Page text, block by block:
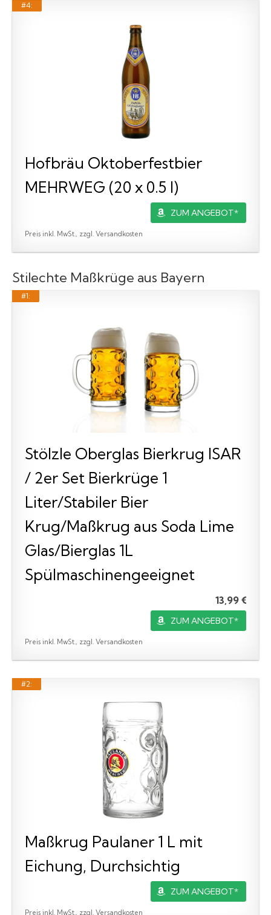
#4:
Hofbräu Oktoberfestbier
MEHRWEG (20 x 0.5 l)
ZUM ANGEBOT*
Preis inkl. MwSt., zzgl. Versandkosten
Stilechte Maßkrüge aus Bayern
#1:
Stölzle Oberglas Bierkrug ISAR
/ 2er Set Bierkrüge 1
Liter/Stabiler Bier
Krug/Maßkrug aus Soda Lime
Glas/Bierglas 1L
Spülmaschinengeeignet
13,99 €
ZUM ANGEBOT*
Preis inkl. MwSt., zzgl. Versandkosten
#2:
Maßkrug Paulaner 1 L mit
Eichung, Durchsichtig
ZUM ANGEBOT*
Preis inkl. MwSt., zzgl. Versandkosten